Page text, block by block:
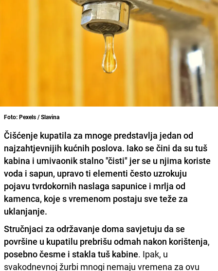
Foto: Pexels / Slavina
Čišćenje kupatila za mnoge predstavlja jedan od
najzahtjevnijih kućnih poslova. Iako se čini da su tuš
kabina i umivaonik stalno "čisti" jer se u njima koriste
voda i sapun, upravo ti elementi često uzrokuju
pojavu tvrdokornih naslaga sapunice i mrlja od
kamenca, koje s vremenom postaju sve teže za
uklanjanje.
Stručnjaci za održavanje doma savjetuju da se
površine u kupatilu prebrišu odmah nakon korištenja,
posebno česme i stakla tuš kabine. Ipak, u
svakodnevnoj žurbi mnogi nemaju vremena za ovu